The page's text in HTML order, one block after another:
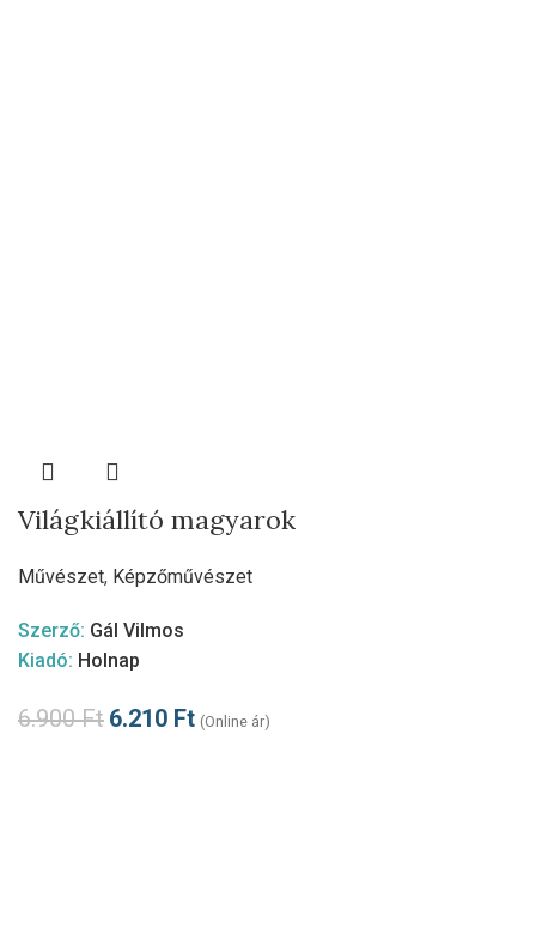
Világkiállító magyarok
Művészet, Képzőművészet
Szerző: Gál Vilmos
Kiadó: Holnap
6.900Ft 6.210 Ft (Online ár)